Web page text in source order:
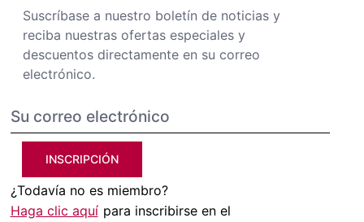
Suscríbase a nuestro boletín de noticias y
reciba nuestras ofertas especiales y
descuentos directamente en su correo
electrónico.
INSCRIPCIÓN
¿Todavía no es miembro?
Haga clic aquí para inscribirse en el